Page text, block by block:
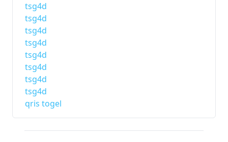
tsg4d
tsg4d
tsg4d
tsg4d
tsg4d
tsg4d
tsg4d
tsg4d
qris togel